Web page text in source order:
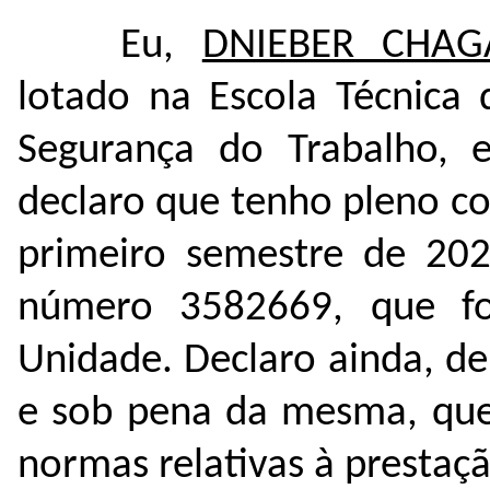
Eu, DNIEBER
lotado na Escola Técnica
Segurança do
declaro que tenho pleno
primeiro semestre de
número 3582669, que
Unidade. Declaro ainda,
e sob pena da mesma,
normas relativas à